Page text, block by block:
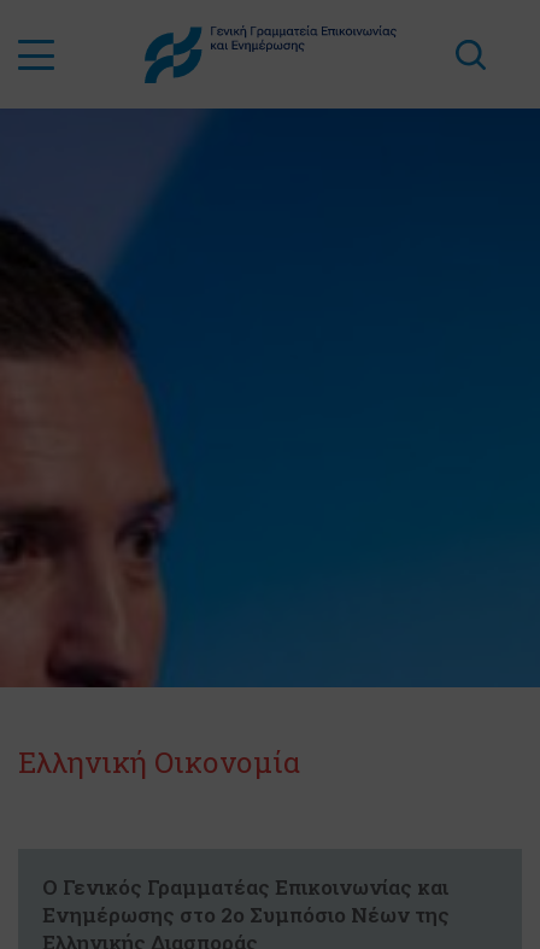
Ελληνική Οικονομία
Ο Γενικός Γραμματέας Επικοινωνίας και
Ενημέρωσης στο 2ο Συμπόσιο Νέων της
Ελληνικής Διασποράς